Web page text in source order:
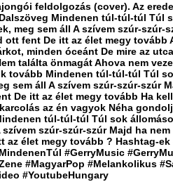
feldolgozás (cover). Az
Mindenen túl-túl-túl Túl
meg sem áll A szívem szúr-
ott fent De itt az élet megy
minden óceánt De mire az
találta önmagát Ahova nem
tovább Mindenen túl-túl-túl Túl
sem áll A szívem szúr-szúr-szúr
De itt az élet megy tovább Ha
az én vagyok Néha
túl-túl-túl Túl sok
szívem szúr-szúr-szúr Majd ha
az élet megy tovább ? Hashtag-
#GerryMusic
#MagyarPop #Melankolikus
#YoutubeHungary